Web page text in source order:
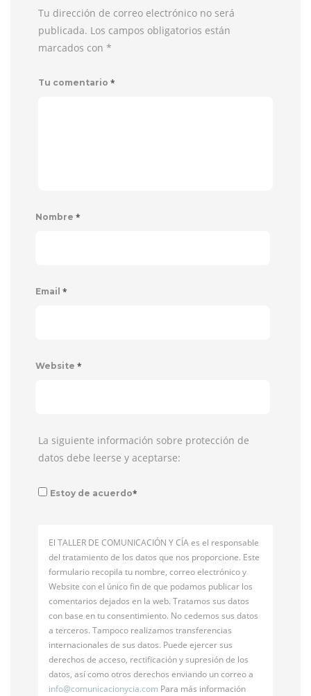
Tu dirección de correo electrónico no será
publicada. Los campos obligatorios están
marcados con *
Tu comentario *
Nombre *
Email *
Website *
La siguiente información sobre protección de
datos debe leerse y aceptarse:
Estoy de acuerdo*
El TALLER DE COMUNICACIÓN Y CÍA es el responsable
del tratamiento de los datos que nos proporcione. Este
formulario recopila tu nombre, correo electrónico y
Website con el único fin de que podamos publicar los
comentarios dejados en la web. Tratamos sus datos
con base en tu consentimiento. No cedemos sus datos
a terceros. Tampoco realizamos transferencias
internacionales de sus datos. Puede ejercer sus
derechos de acceso, rectificación y supresión de los
datos, así como otros derechos enviando un correo a
info@comunicacionycia.com Para más información